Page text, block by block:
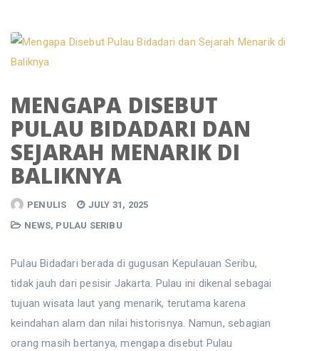
MENGAPA DISEBUT
PULAU BIDADARI DAN
SEJARAH MENARIK DI
BALIKNYA
PENULIS
JULY 31, 2025
NEWS, PULAU SERIBU
Pulau Bidadari berada di gugusan Kepulauan Seribu,
tidak jauh dari pesisir Jakarta. Pulau ini dikenal sebagai
tujuan wisata laut yang menarik, terutama karena
keindahan alam dan nilai historisnya. Namun, sebagian
orang masih bertanya, mengapa disebut Pulau